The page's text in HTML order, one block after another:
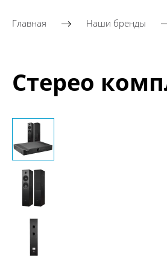
Главная Наши бренды
Стерео